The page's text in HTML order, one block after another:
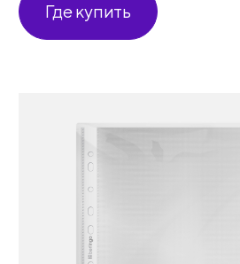
Где купить